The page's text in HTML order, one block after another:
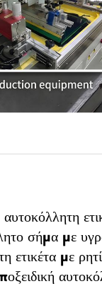
σήμα με
ετικέτα με